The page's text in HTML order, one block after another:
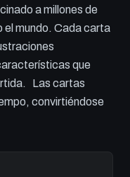
a millones de
el mundo. Cada carta
que
Las cartas
convirtiéndose